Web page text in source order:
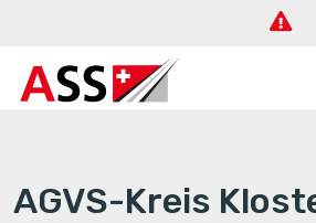
AGVS-Kreis